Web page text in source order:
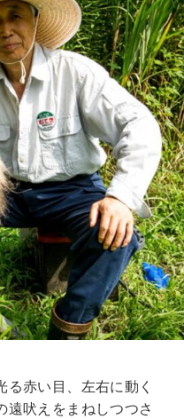
赤い目、左右に動く
遠吠えをまねしつつさ